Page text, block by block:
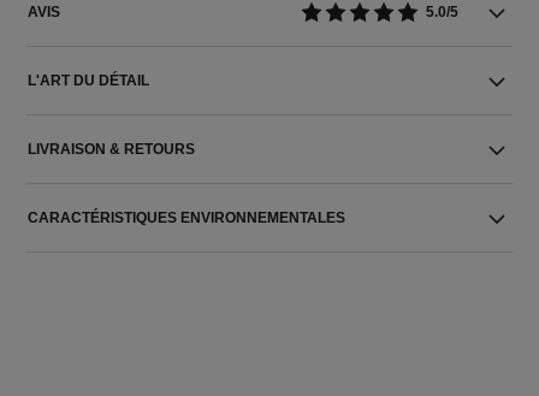
AVIS 5.0/5
L'ART DU DÉTAIL
LIVRAISON & RETOURS
CARACTÉRISTIQUES ENVIRONNEMENTALES